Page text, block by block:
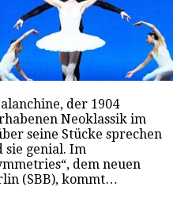
der 1904
Neoklassik im
seine Stücke sprechen
sie genial. Im
dem neuen
(SBB), kommt…